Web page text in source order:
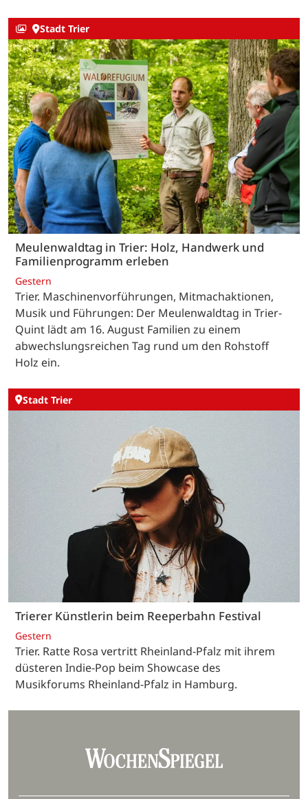
Stadt Trier
Meulenwaldtag in Trier: Holz, Handwerk und
Familienprogramm erleben
Gestern
Trier. Maschinenvorführungen, Mitmachaktionen,
Musik und Führungen: Der Meulenwaldtag in Trier-
Quint lädt am 16. August Familien zu einem
abwechslungsreichen Tag rund um den Rohstoff
Holz ein.
Stadt Trier
Trierer Künstlerin beim Reeperbahn Festival
Gestern
Trier. Ratte Rosa vertritt Rheinland-Pfalz mit ihrem
düsteren Indie-Pop beim Showcase des
Musikforums Rheinland-Pfalz in Hamburg.